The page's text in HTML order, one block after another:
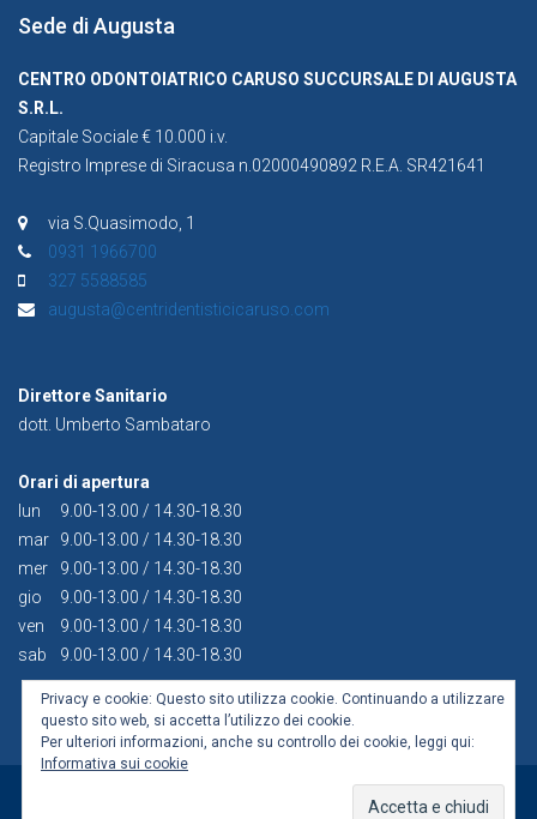
Sede di Augusta
CENTRO ODONTOIATRICO CARUSO SUCCURSALE DI AUGUSTA
S.R.L.
Capitale Sociale € 10.000 i.v.
Registro Imprese di Siracusa n.02000490892 R.E.A. SR421641
via S.Quasimodo, 1
0931 1966700
327 5588585
augusta@centridentisticicaruso.com
Direttore Sanitario
dott. Umberto Sambataro
Orari di apertura
lun
9.00-13.00 / 14.30-18.30
mar
9.00-13.00 / 14.30-18.30
mer
9.00-13.00 / 14.30-18.30
gio
9.00-13.00 / 14.30-18.30
ven
9.00-13.00 / 14.30-18.30
sab
9.00-13.00 / 14.30-18.30
Informative sulla
Privacy e cookie: Questo sito utilizza cookie. Continuando a utilizzare
questo sito web, si accetta l’utilizzo dei cookie.
Per ulteriori informazioni, anche su controllo dei cookie, leggi qui:
Informativa sui cookie